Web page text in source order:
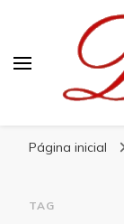
Página inicial
TAG